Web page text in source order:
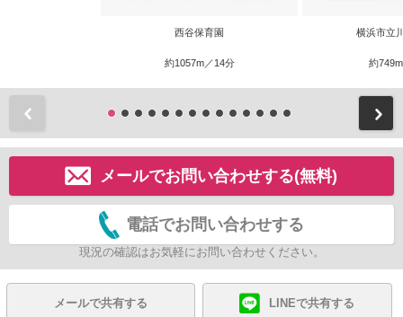
西谷保育園
約1057m／14分
横浜市立
約
メールでお問い合わせする(無料)
電話でお問い合わせする
現況の確認はお気軽にお問い合わせください。
メールで共有する LINEで共有する